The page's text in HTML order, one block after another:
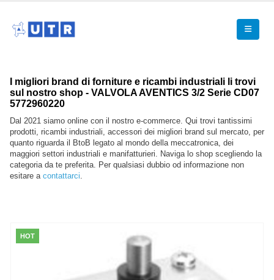
I migliori brand di forniture e ricambi industriali li trovi
sul nostro shop - VALVOLA AVENTICS 3/2 Serie CD07
5772960220
Dal 2021 siamo online con il nostro e-commerce. Qui trovi tantissimi
prodotti, ricambi industriali, accessori dei migliori brand sul mercato, per
quanto riguarda il BtoB legato al mondo della meccatronica, dei
maggiori settori industriali e manifatturieri. Naviga lo shop scegliendo la
categoria da te preferita. Per qualsiasi dubbio od informazione non
esitare a contattarci.
HOT